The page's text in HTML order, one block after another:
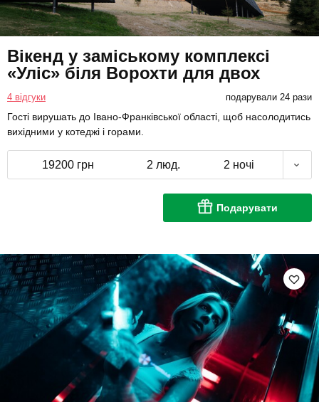
Вікенд у заміському комплексі
«Уліс» біля Ворохти для двох
4 відгуки подарували 24 рази
Гості вирушать до Івано-Франківської області, щоб насолодитись
вихідними у котеджі і горами.
19200 грн 2 люд. 2 ночі
Подарувати